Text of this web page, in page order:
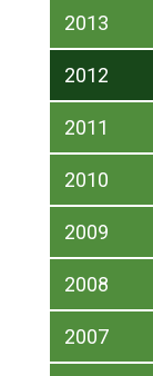
2013
2012
2011
2010
2009
2008
2007